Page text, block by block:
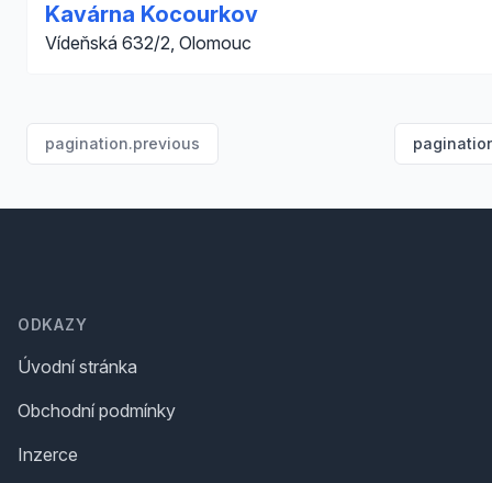
Kavárna Kocourkov
Vídeňská 632/2, Olomouc
pagination.previous
ODKAZY
Úvodní stránka
Obchodní podmínky
Inzerce